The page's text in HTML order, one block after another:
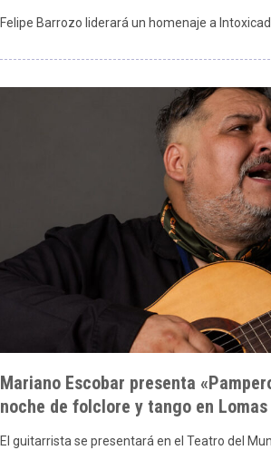
Felipe Barrozo liderará un homenaje a
Mariano Escobar presenta
noche de folclore y tango en Lomas
El guitarrista se presentará en el Teatro del